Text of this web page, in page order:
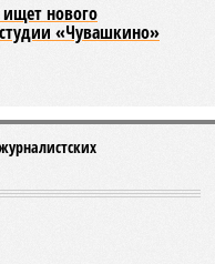
нового
«Чувашкино»